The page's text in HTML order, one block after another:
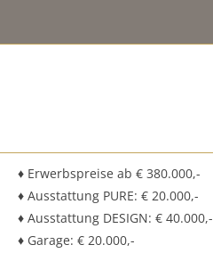
♦ Erwerbspreise ab € 380.000,-
♦ Ausstattung PURE: € 20.000,-
♦ Ausstattung DESIGN: € 40.000,-
♦ Garage: € 20.000,-